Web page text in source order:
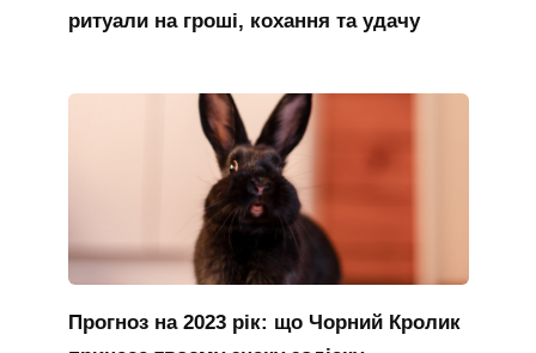
ритуали на гроші, кохання та удачу
Прогноз на 2023 рік: що Чорний Кролик